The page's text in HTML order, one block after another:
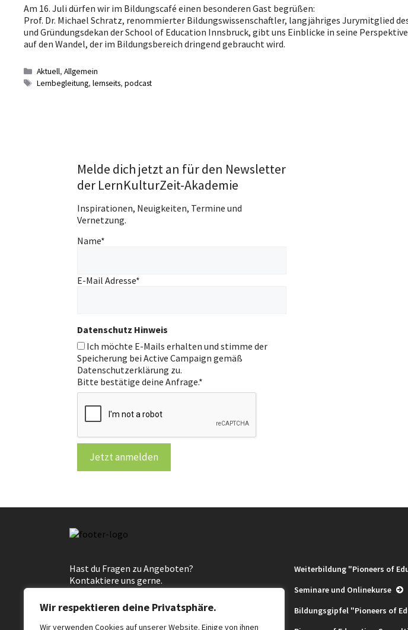
Wir respektieren deine Privatsphäre.
Wir verwenden Cookies auf unserer Website. Einige von ihnen
Am 16. Juli dürfen wir im Bildungscafé einen besonderen Gast begrüßen:
Prof. Dr. Michael Schratz, renommierter Bildungswissenschaftler, langjähriges Jurymitglied
und Gründungsdekan der School of Education Innsbruck, gibt uns Einblicke in seine
auf den Wandel, der im Bildungsbereich dringend gebraucht wird.
Kategorien
Aktuell, Allgemein
Schlagwörter
Lernbegleitung, lernseits, podcast
Melde dich jetzt an für den Newsletter
der LernKulturZeit-Akademie
Inspirationen, Neuigkeiten, Termine und
Vernetzung.
Name*
E-Mail Adresse*
Datenschutz Hinweis
Ich möchte E-Mails erhalten und stimme der
Speicherung bei Active Campaign gemäß
Datenschutzerklärung zu.
Bitte bestätige deine Anfrage.*
Jetzt anmelden
Hast du Fragen zu Angeboten?
Kontaktiere uns gerne.
E-Mail an
kontakt@lernkulturzeit.de
Weiterbildung "Pioneers of
Seminare und Onlinekurse
Bildungsgipfel "Pioneers of